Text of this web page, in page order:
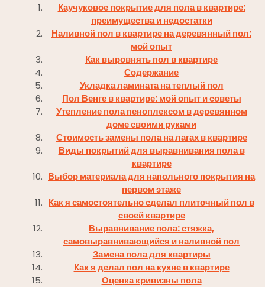
Каучуковое покрытие для пола в квартире:
преимущества и недостатки
Наливной пол в квартире на деревянный пол:
мой опыт
Как выровнять пол в квартире
Содержание
Укладка ламината на теплый пол
Пол Венге в квартире: мой опыт и советы
Утепление пола пеноплексом в деревянном
доме своими руками
Стоимость замены пола на лагах в квартире
Виды покрытий для выравнивания пола в
квартире
Выбор материала для напольного покрытия на
первом этаже
Как я самостоятельно сделал плиточный пол в
своей квартире
Выравнивание пола: стяжка,
самовыравнивающийся и наливной пол
Замена пола для квартиры
Как я делал пол на кухне в квартире
Оценка кривизны пола